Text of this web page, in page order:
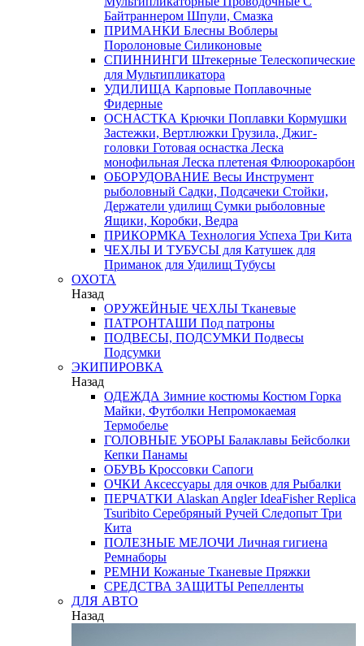
Байтраннером Шпули, Смазка
ПРИМАНКИ Блесны Воблеры
Поролоновые Силиконовые
СПИННИНГИ Штекерные Телескопические
для Мультипликатора
УДИЛИЩА Карповые Поплавочные
Фидерные
ОСНАСТКА Крючки Поплавки Кормушки
Застежки, Вертлюжки Грузила, Джиг-
головки Готовая оснастка Леска
монофильная Леска плетеная Флюорокарбон
ОБОРУДОВАНИЕ Весы Инструмент
рыболовный Садки, Подсачеки Стойки,
Держатели удилищ Сумки рыболовные
Ящики, Коробки, Ведра
ПРИКОРМКА Технология Успеха Три Кита
ЧЕХЛЫ И ТУБУСЫ для Катушек для
Приманок для Удилищ Тубусы
ОХОТА
Назад
ОРУЖЕЙНЫЕ ЧЕХЛЫ Тканевые
ПАТРОНТАШИ Под патроны
ПОДВЕСЫ, ПОДСУМКИ Подвесы
Подсумки
ЭКИПИРОВКА
Назад
ОДЕЖДА Зимние костюмы Костюм Горка
Майки, Футболки Непромокаемая
Термобелье
ГОЛОВНЫЕ УБОРЫ Балаклавы Бейсболки
Кепки Панамы
ОБУВЬ Кроссовки Сапоги
ОЧКИ Аксессуары для очков для Рыбалки
ПЕРЧАТКИ Alaskan AnglerIdeaFisherReplica
Tsuribito Серебряный Ручей Следопыт Три
Кита
ПОЛЕЗНЫЕ МЕЛОЧИ Личная гигиена
Ремнаборы
РЕМНИ Кожаные Тканевые Пряжки
СРЕДСТВА ЗАЩИТЫ Репелленты
ДЛЯ АВТО
Назад